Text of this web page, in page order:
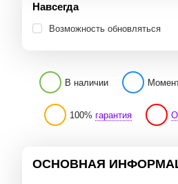
Навсегда
Возможность обновляться
В наличии
100% гарантия
ОСНОВНАЯ